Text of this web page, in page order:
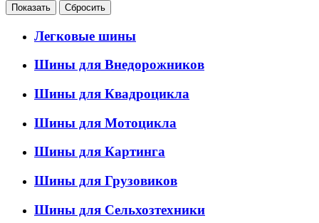
Легковые шины
Шины для Внедорожников
Шины для Квадроцикла
Шины для Мотоцикла
Шины для Картинга
Шины для Грузовиков
Шины для Сельхозтехники